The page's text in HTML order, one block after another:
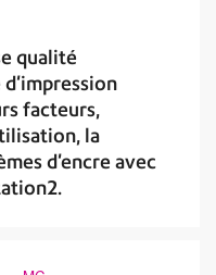
qualité
d'impression
facteurs,
la
d'encre avec